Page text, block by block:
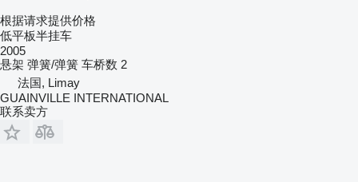
根据请求提供价格
低平板半挂车
2005
悬架 弹簧/弹簧 车桥数 2
法国, Limay
GUAINVILLE INTERNATIONAL
联系卖方